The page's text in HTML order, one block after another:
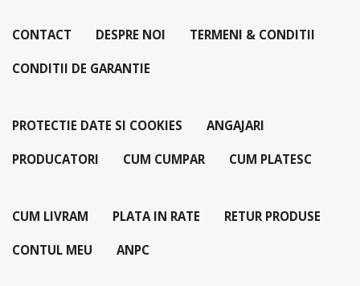
CONTACT DESPRE NOI TERMENI & CONDITII
CONDITII DE GARANTIE
PROTECTIE DATE SI COOKIES ANGAJARI
PRODUCATORI CUM CUMPAR CUM PLATESC
CUM LIVRAM PLATA IN RATE RETUR PRODUSE
CONTUL MEU ANPC